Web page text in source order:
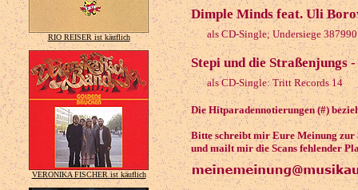
RIO REISER ist käuflich
VERONIKA FISCHER ist käuflich
Dimple Minds feat. Uli
als CD-Single; Undersiege 387990
Stepi und die Straßenjungs
als CD-Single: Tritt Records 14
Die Hitparadennotierungen (#)
Bitte schreibt mir Eure Meinung zur
und mailt mir die Scans fehlender